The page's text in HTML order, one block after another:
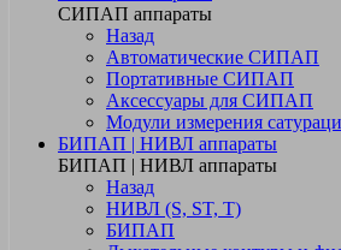
СИПАП аппараты
Назад
Автоматические СИПАП
Портативные СИПАП
Аксессуары для СИПАП
Модули измерения
БИПАП | НИВЛ аппараты
БИПАП | НИВЛ аппараты
Назад
НИВЛ (S, ST, T)
БИПАП